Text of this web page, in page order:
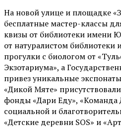
На новой улице и площадке
бесплатные мастер-классы
квизы от библиотеки имени
от натуралистом библиотеки
прогулки с биологом от
Экзотариума», а
привез уникальные
«Дикой Мяте»
фонды «Дари Еду», «Команда
социальной и
«Детские деревни SOS» и